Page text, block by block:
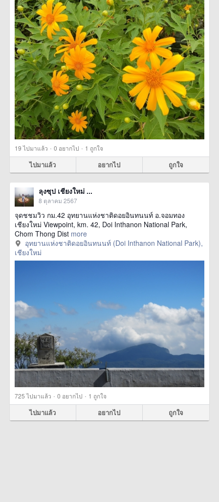
19ไปมาแล้ว · 0 อยากไป · 1 ถูกใจ
ไปมาแล้ว อยากไป ถูกใจ
ลุงซุป เชียงใหม่ ...
8 ตุลาคม 2567
จุดชชมวิว กม.42 อุทยานแห่งชาติดอยอินทนนท์ อ.จอมทอง
เชียงใหม่ Viewpoint, km. 42, Doi Inthanon National Park,
Chom Thong Dist more
อุทยานแห่งชาติดอยอินทนนท์ (Doi Inthanon National Park),
เชียงใหม่
725ไปมาแล้ว · 0 อยากไป · 1 ถูกใจ
ไปมาแล้ว อยากไป ถูกใจ